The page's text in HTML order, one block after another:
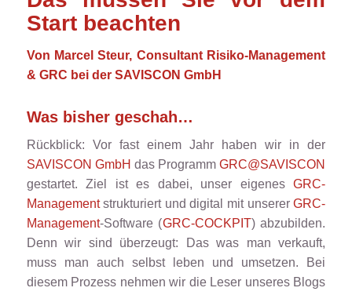
Start beachten
Von Marcel Steur, Consultant Risiko-Management
& GRC bei der SAVISCON GmbH
Was bisher geschah…
Rückblick: Vor fast einem Jahr haben wir in der
SAVISCON GmbH das ProgrammGRC@SAVISCON
gestartet. Ziel ist es dabei, unser eigenesGRC-
Managementstrukturiert und digital mit unsererGRC-
Management-Software (GRC-COCKPIT) abzubilden.
Denn wir sind überzeugt: Das was man verkauft,
muss man auch selbst leben und umsetzen. Bei
diesem Prozess nehmen wir die Leser unseres Blogs